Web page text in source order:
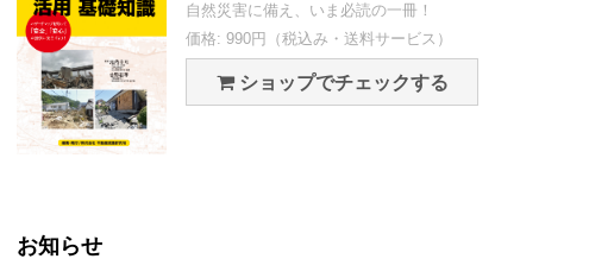
自然災害に備え、いま必読の一冊！
価格: 990円（税込み・送料サービス）
ショップでチェックする
お知らせ